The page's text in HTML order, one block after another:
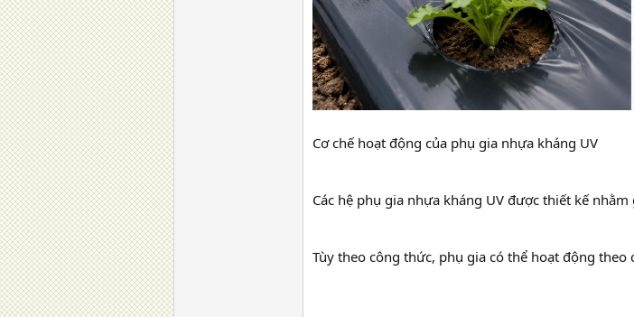
Cơ chế hoạt động của phụ gia nhựa kháng UV
Các hệ phụ gia nhựa kháng UV được thiết kế
Tùy theo công thức, phụ gia có thể hoạt động theo